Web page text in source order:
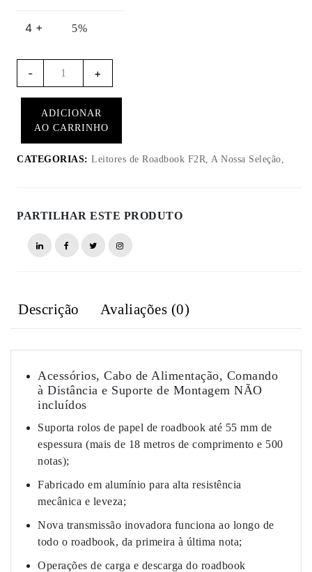
4 + 5%
-
Quantidade
RB850
Rally
(unidade
principal
apenas)
+
ADICIONAR
AO CARRINHO
CATEGORIAS: Leitores de Roadbook F2R, A Nossa Seleção,
PARTILHAR ESTE PRODUTO
Descrição Avaliações (0)
Acessórios, Cabo de Alimentação, Comando
à Distância e Suporte de Montagem NÃO
incluídos
Suporta rolos de papel de roadbook até 55 mm de
espessura (mais de 18 metros de comprimento e 500
notas);
Fabricado em alumínio para alta resistência
mecânica e leveza;
Nova transmissão inovadora funciona ao longo de
todo o roadbook, da primeira à última nota;
Operações de carga e descarga do roadbook